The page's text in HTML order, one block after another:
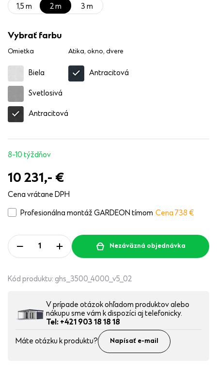
1,5 m 2 m 3 m
Vybrať farbu
Omietka
Biela
Svetlosivá
Antracitová
Atika, okno, dvere
Antracitová
8-10 týždňov
10 231,- €
Cena vrátane DPH
Profesionálna montáž GARDEON tímom Cena 738 €
Nezáväzná objednávka
Kód produktu: ghs_3500_4000_v5_02
V prípade otázok ohľadom produktov alebo
nákupu sme vám k dispozíci aj telefonicky.
Tel: +421 903 18 18 18
Máte otázku k produktu? Napísať e-mail